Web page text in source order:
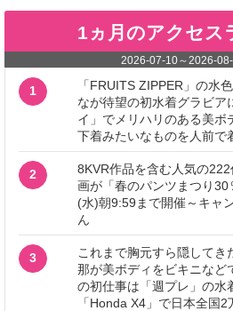
1ヵ月のアクセス
2026-07-10～2026-
1
「FRUITS ZIPPER」の水
なが待望の初水着グラビア
イ」でメリハリのある美ボ
下着みたいなものを人前で
2
8KVR作品を含む人気の
画が「春のパンツまつり
(水)朝9:59まで開催～キャ
ん
3
これまで胸元すら隠して
那が美ボディをビキニなど
の初仕事は「週プレ」の水
「Honda X4」で日本全国